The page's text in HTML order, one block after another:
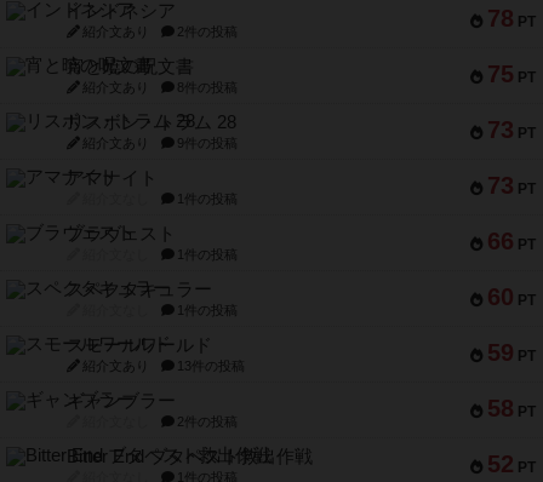
78 PT
インドネシア
紹介文あり 2件の投稿
75 PT
宵と暁の呪文書
紹介文あり 8件の投稿
73 PT
リスボン・トラム 28
紹介文あり 9件の投稿
73 PT
アマナイト
1件の投稿
66 PT
ブラヴェスト
1件の投稿
60 PT
スペクタキュラー
1件の投稿
59 PT
スモールワールド
紹介文あり 13件の投稿
58 PT
ギャンブラー
2件の投稿
52 PT
Bitter End ブタペスト救出作戦
1件の投稿